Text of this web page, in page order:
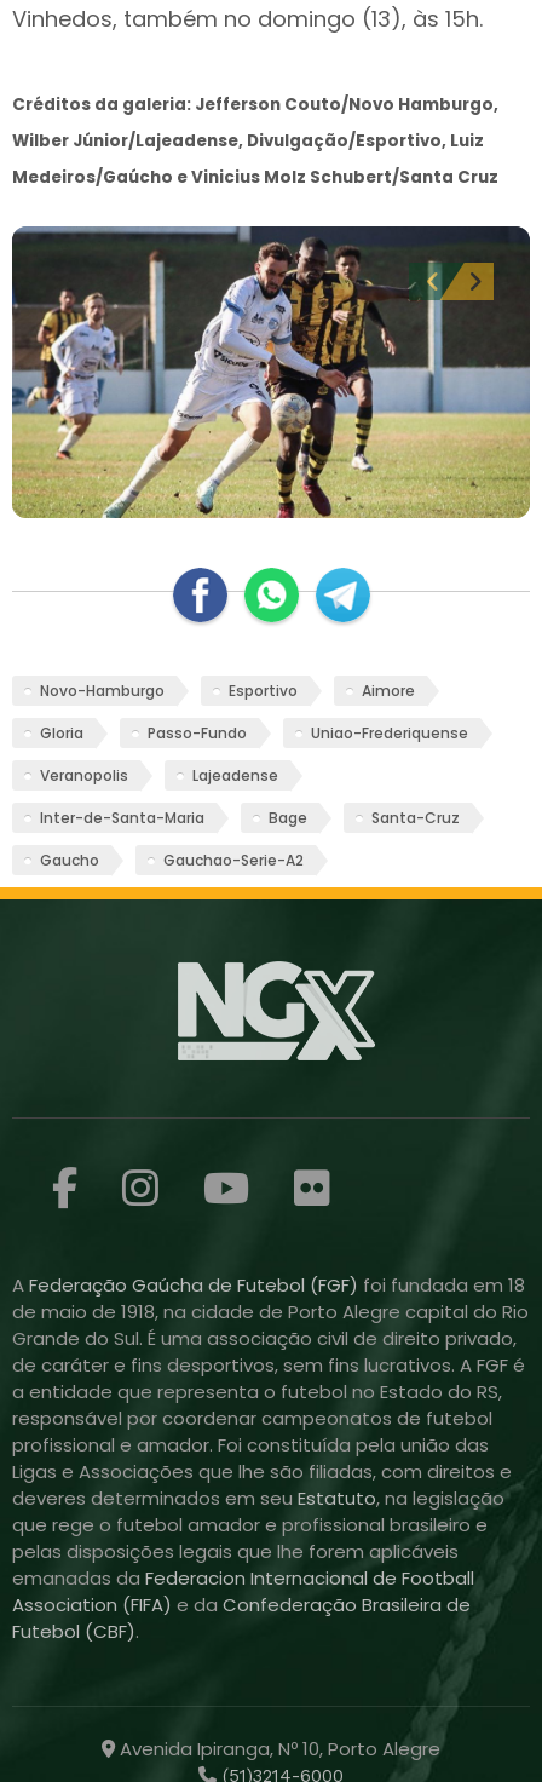
Vinhedos, também no domingo (13), às 15h.
Créditos da galeria: Jefferson Couto/Novo Hamburgo,
Wilber Júnior/Lajeadense, Divulgação/Esportivo, Luiz
Medeiros/Gaúcho e Vinicius Molz Schubert/Santa Cruz
Novo-Hamburgo Esportivo Aimore
Gloria Passo-Fundo Uniao-Frederiquense
Veranopolis Lajeadense
Inter-de-Santa-Maria Bage Santa-Cruz
Gaucho Gauchao-Serie-A2
AFederação Gaúcha de Futebol (FGF) foi fundada em 18
de maio de 1918, na cidade de Porto Alegre capital do Rio
Grande do Sul. É uma associação civil de direito privado,
de caráter e fins desportivos, sem fins lucrativos. A FGF é
a entidade que representa o futebol no Estado do RS,
responsável por coordenar campeonatos de futebol
profissional e amador. Foi constituída pela união das
Ligas e Associações que lhe são filiadas, com direitos e
deveres determinados em seu Estatuto, na legislação
que rege o futebol amador e profissional brasileiro e
pelas disposições legais que lhe forem aplicáveis
emanadas da Federacion Internacional de Football
Association (FIFA) e da Confederação Brasileira de
Futebol (CBF).
Avenida Ipiranga, Nº 10, Porto Alegre
(51)3214-6000